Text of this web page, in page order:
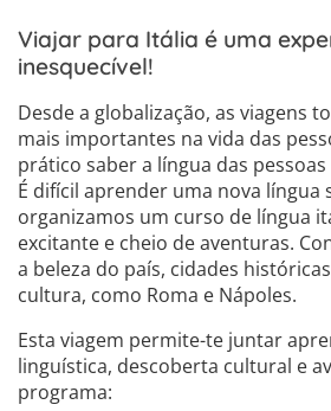
Viajar para Itália é uma
inesquecível!
Desde a globalização, as viagens
mais importantes na vida das
prático saber a língua das
É difícil aprender uma nova língua
organizamos um curso de língua
excitante e cheio de aventuras.
a beleza do país, cidades
cultura, como Roma e Nápoles.
Esta viagem permite-te juntar
linguística, descoberta cultural e
programa: